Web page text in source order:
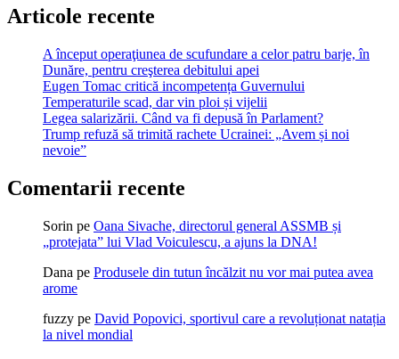
Articole recente
A început operaţiunea de scufundare a celor patru barje, în
Dunăre, pentru creşterea debitului apei
Eugen Tomac critică incompetența Guvernului
Temperaturile scad, dar vin ploi și vijelii
Legea salarizării. Când va fi depusă în Parlament?
Trump refuză să trimită rachete Ucrainei: „Avem și noi
nevoie”
Comentarii recente
Sorin pe Oana Sivache, directorul general ASSMB și
„protejata” lui Vlad Voiculescu, a ajuns la DNA!
Dana pe Produsele din tutun încălzit nu vor mai putea avea
arome
fuzzy pe David Popovici, sportivul care a revoluționat natația
la nivel mondial